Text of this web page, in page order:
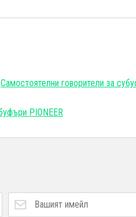
Самостоятелни говорители за
PIONEER